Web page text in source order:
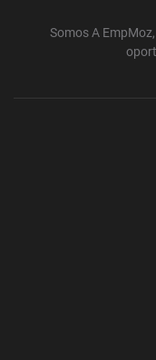
Somos A